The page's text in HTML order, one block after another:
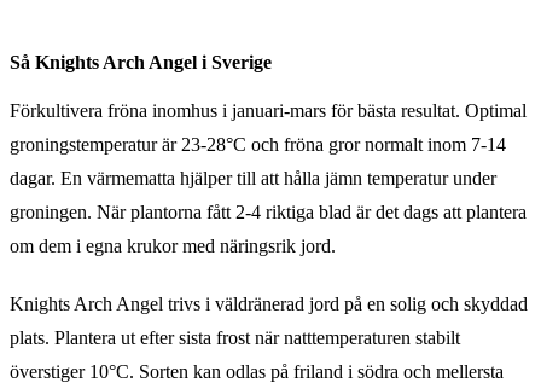
Så Knights Arch Angel i Sverige
Förkultivera fröna inomhus i januari-mars för bästa resultat. Optimal
groningstemperatur är 23-28°C och fröna gror normalt inom 7-14
dagar. En värmematta hjälper till att hålla jämn temperatur under
groningen. När plantorna fått 2-4 riktiga blad är det dags att plantera
om dem i egna krukor med näringsrik jord.
Knights Arch Angel trivs i väldränerad jord på en solig och skyddad
plats. Plantera ut efter sista frost när natttemperaturen stabilt
överstiger 10°C. Sorten kan odlas på friland i södra och mellersta